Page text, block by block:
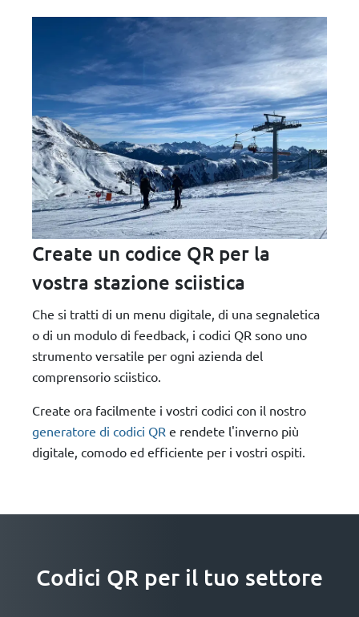
Create un codice QR per la
vostra stazione sciistica
Che si tratti di un menu digitale, di una segnaletica
o di un modulo di feedback, i codici QR sono uno
strumento versatile per ogni azienda del
comprensorio sciistico.
Create ora facilmente i vostri codici con il nostro
generatore di codici QR e rendete l'inverno più
digitale, comodo ed efficiente per i vostri ospiti.
Codici QR per il tuo settore